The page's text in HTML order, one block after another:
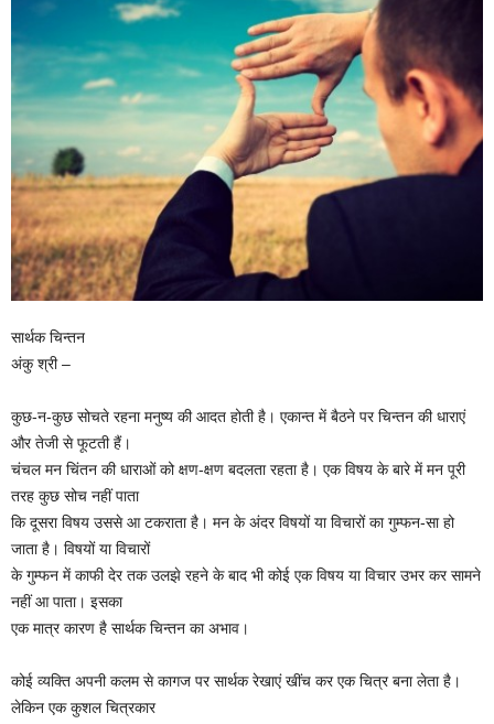
सार्थक चिन्तन
अंकु श्री –
कुछ-न-कुछ सोचते रहना मनुष्य की आदत होती है। एकान्त में बैठने पर चिन्तन की धाराएं
और तेजी से फूटती हैं।
चंचल मन चिंतन की धाराओं को क्षण-क्षण बदलता रहता है। एक विषय के बारे में मन पूरी
तरह कुछ सोच नहीं पाता
कि दूसरा विषय उससे आ टकराता है। मन के अंदर विषयों या विचारों का गुम्फन-सा हो
जाता है। विषयों या विचारों
के गुम्फन में काफी देर तक उलझे रहने के बाद भी कोई एक विषय या विचार उभर कर सामने
नहीं आ पाता। इसका
एक मात्र कारण है सार्थक चिन्तन का अभाव।
कोई व्यक्ति अपनी कलम से कागज पर सार्थक रेखाएं खींच कर एक चित्र बना लेता है।
लेकिन एक कुशल चित्रकार